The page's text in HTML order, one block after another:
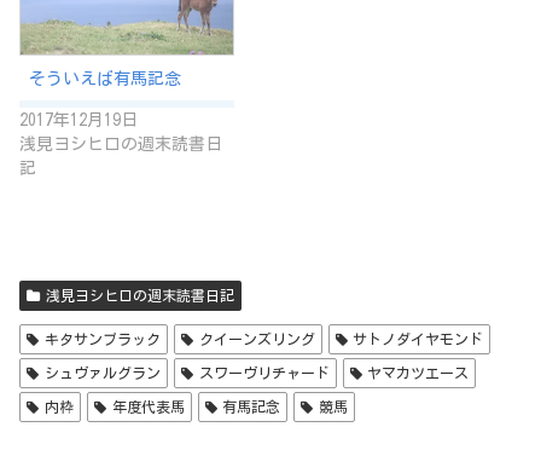
そういえば有馬記念
2017年12月19日
浅見ヨシヒロの週末読書日
記
浅見ヨシヒロの週末読書日記
キタサンブラック クイーンズリング サトノダイヤモンド
シュヴァルグラン スワーヴリチャード ヤマカツエース
内枠 年度代表馬 有馬記念 競馬